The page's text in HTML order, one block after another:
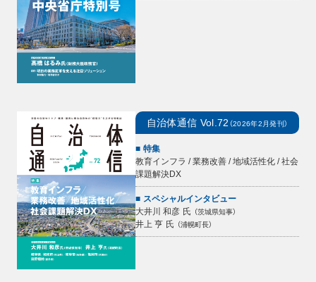
自治体通信 Vol.72 （2026年2月発刊）
特集
教育インフラ / 業務改善 / 地域活性化 / 社会
課題解決DX
スペシャルインタビュー
大井川 和彦 氏 （茨城県知事）
井上 亨 氏 （浦幌町長）